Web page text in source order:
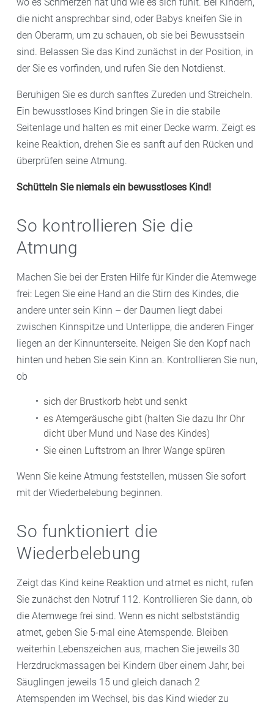
Erste Hilfe bei Kindern an, falls Sie unsicher sind.
die nicht ansprechbar sind, oder Babys kneifen Sie in
den Oberarm, um zu schauen, ob sie bei Bewusstsein
sind. Belassen Sie das Kind zunächst in der Position, in
der Sie es vorfinden, und rufen Sie den Notdienst.
Beruhigen Sie es durch sanftes Zureden und Streicheln.
Ein bewusstloses Kind bringen Sie in die stabile
Seitenlage und halten es mit einer Decke warm. Zeigt es
keine Reaktion, drehen Sie es sanft auf den Rücken und
überprüfen seine Atmung.
Schütteln Sie niemals ein bewusstloses Kind!
So kontrollieren Sie die
Atmung
Machen Sie bei der Ersten Hilfe für Kinder die Atemwege
frei: Legen Sie eine Hand an die Stirn des Kindes, die
andere unter sein Kinn – der Daumen liegt dabei
zwischen Kinnspitze und Unterlippe, die anderen Finger
liegen an der Kinnunterseite. Neigen Sie den Kopf nach
hinten und heben Sie sein Kinn an. Kontrollieren Sie nun,
ob
sich der Brustkorb hebt und senkt
es Atemgeräusche gibt (halten Sie dazu Ihr Ohr
dicht über Mund und Nase des Kindes)
Sie einen Luftstrom an Ihrer Wange spüren
Wenn Sie keine Atmung feststellen, müssen Sie sofort
mit der Wiederbelebung beginnen.
So funktioniert die
Wiederbelebung
Zeigt das Kind keine Reaktion und atmet es nicht, rufen
Sie zunächst den Notruf 112. Kontrollieren Sie dann, ob
die Atemwege frei sind. Wenn es nicht selbstständig
atmet, geben Sie 5-mal eine Atemspende. Bleiben
weiterhin Lebenszeichen aus, machen Sie jeweils 30
Herzdruckmassagen bei Kindern über einem Jahr, bei
Säuglingen jeweils 15 und gleich danach 2
Atemspenden im Wechsel, bis das Kind wieder zu